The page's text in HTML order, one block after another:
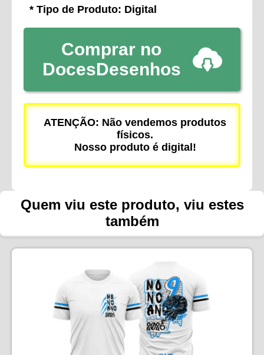
* Tipo de Produto: Digital
Comprar no
DocesDesenhos
ATENÇÃO: Não vendemos produtos
físicos.
Nosso produto é digital!
Quem viu este produto, viu estes
também